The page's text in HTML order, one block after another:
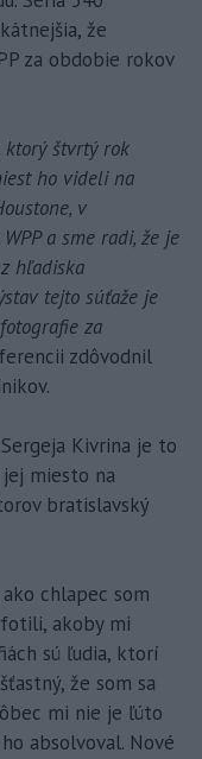
že
za obdobie rokov
ktorý štvrtý rok
ho videli na
v
a sme radi, že je
hľadiska
tejto súťaže je
za
zdôvodnil
Kivrina je to
miesto na
bratislavský
chlapec som
akoby mi
sú ľudia, ktorí
že som sa
mi nie je ľúto
absolvoval. Nové